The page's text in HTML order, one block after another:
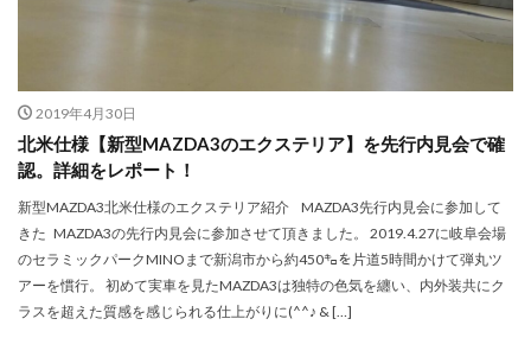
2019年4月30日
北米仕様【新型MAZDA3のエクステリア】を先行内見会で確
認。詳細をレポート！
新型MAZDA3北米仕様のエクステリア紹介 MAZDA3先行内見会に参加して
きた MAZDA3の先行内見会に参加させて頂きました。 2019.4.27に岐阜会場
のセラミックパークMINOまで新潟市から約450㌔を片道5時間かけて弾丸ツ
アーを慣行。 初めて実車を見たMAZDA3は独特の色気を纏い、内外装共にク
ラスを超えた質感を感じられる仕上がりに(^^♪ & […]